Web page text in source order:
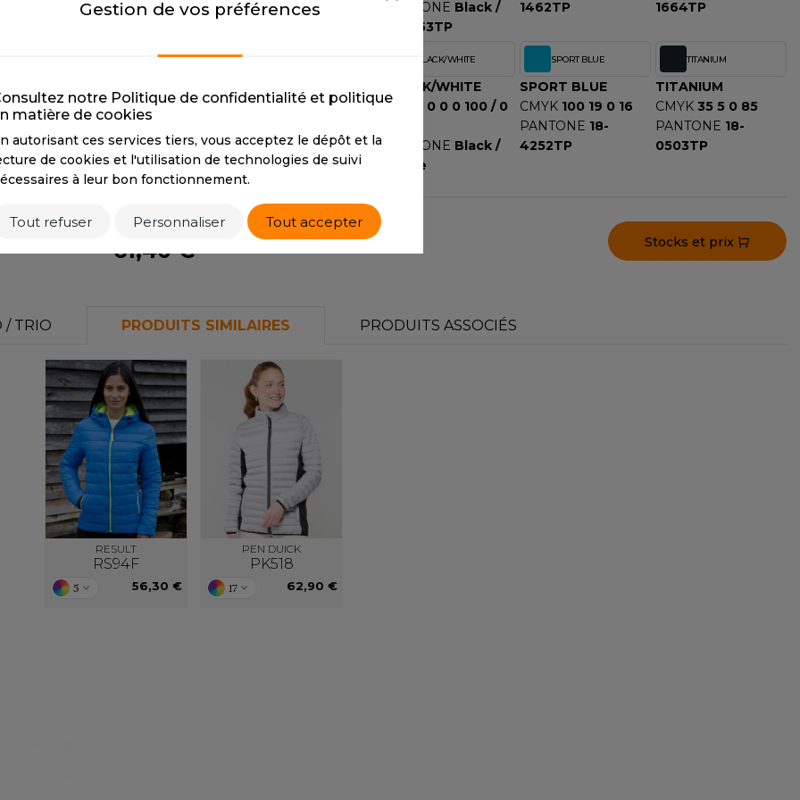
S
0957TP
PANTONE Black /
17-6153TP
1462TP
1664TP
BLACK/ROYAL
CMYK 0 0 0 100 /
PANTONE 19-
4150TP
CMYK 0 0 0 100 / 0
PANTONE 16-
3907TP
BLACK/WHITE
BLACK/WHITE
CMYK
0 0 0 100 / 0
PANTONE Black /
White
SPORT BLUE
SPORT BLUE
CMYK 100 19 0 16
PANTONE 18-
4252TP
TITANIUM
TITANIUM
CMYK 35 5 0 85
PANTONE 18-
0503TP
Tarif conseillé de revente à la pièce
61,40 € Stocks et prix
/ TRIO PRODUITS SIMILAIRES PRODUITS ASSOCIÉS
RESULT
RS94F
5 56,30 €
PEN DUICK
PK518
17 62,90 €
Gestion de vos préférences
notre Politique de confidentialité et politique
matière de cookies
autorisant ces services tiers, vous acceptez le dépôt et la
de cookies et l'utilisation de technologies de suivi
à leur bon fonctionnement.
Tout refuser Personnaliser Tout accepter